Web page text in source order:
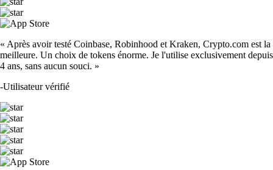
« Après avoir testé Coinbase, Robinhood et Kraken, Crypto.com est la
meilleure. Un choix de tokens énorme. Je l'utilise exclusivement depuis
4 ans, sans aucun souci. »
-Utilisateur vérifié